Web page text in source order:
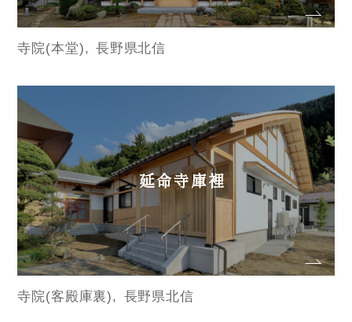
寺院(本堂) 長野県北信
延命寺庫裡
寺院(客殿庫裏) 長野県北信